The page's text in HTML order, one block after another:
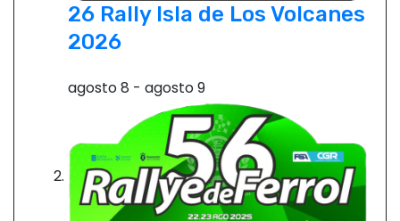
26 Rally Isla de Los Volcanes
2026
agosto 8 - agosto 9